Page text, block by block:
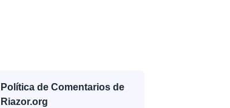
Política de Comentarios de
Riazor.org